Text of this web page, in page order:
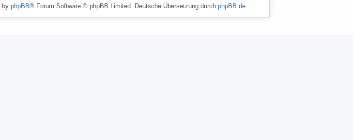
by phpBB® Forum Software © phpBB Limited. Deutsche Übersetzung durch phpBB.de.